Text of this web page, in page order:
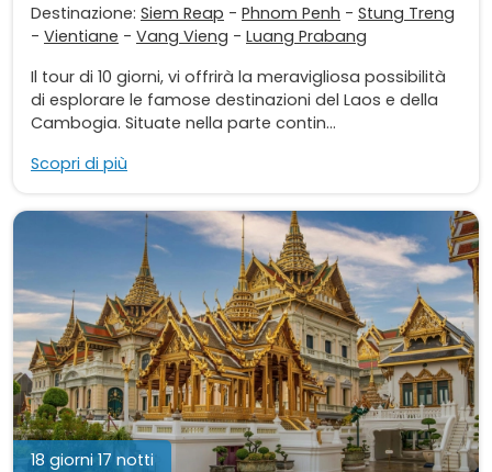
Destinazione: Siem Reap - Phnom Penh - Stung Treng
- Vientiane - Vang Vieng - Luang Prabang
Il tour di 10 giorni, vi offrirà la meravigliosa possibilità
di esplorare le famose destinazioni del Laos e della
Cambogia. Situate nella parte contin...
Scopri di più
18 giorni 17 notti